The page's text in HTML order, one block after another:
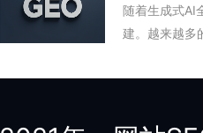
随着生成式AI
建。越来越多
盖的范围非常